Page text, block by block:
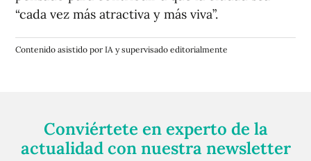
“cada vez más atractiva y más viva”.
Contenido asistido por IA y supervisado editorialmente
Conviértete en experto de la
actualidad con nuestra newsletter